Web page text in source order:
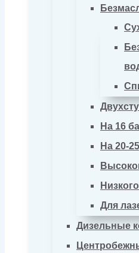
На 16
На 20-
Для
Дизельные